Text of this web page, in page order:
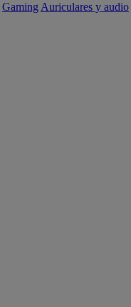
Gaming Auriculares y audio